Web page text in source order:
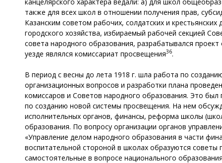
также для всех школ в отношении получения прав,
Казанским советом рабочих, солдатских и
городского хозяйства, избираемый рабочей секцией
совета народного образования, разрабатывался
уезде являлся комиссариат просвещения36.
В период с весны до лета 1918 г. шла работа по
организационных вопросов и разработки плана
комиссаров и Советов народного образования. Это
по созданию новой системы просвещения. На нем
исполнительных органов, финансы, реформа школы
образования. По вопросу организации органов
«Управление делом народного образования в части
воспитательной стороной в школах образуются
самостоятельные в вопросе национального